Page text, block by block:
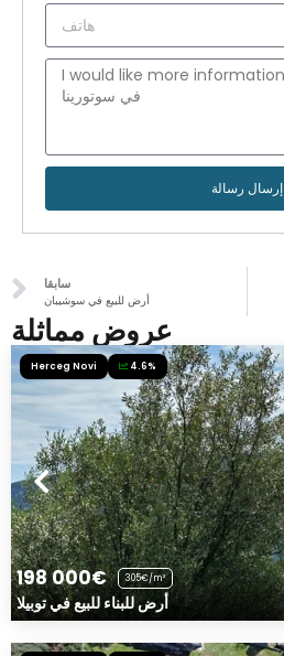
إرسال رسالة
سابقا
أرض للبيع في سوشيبان
عروض مماثلة
Herceg Novi 4.6%
198 000€ 305€/m²
أرض للبناء للبيع في توبيلا